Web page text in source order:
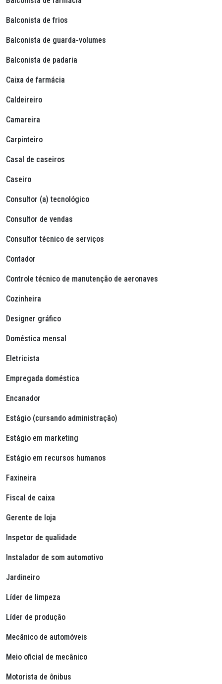
Balconista de frios
Balconista de guarda-volumes
Balconista de padaria
Caixa de farmácia
Caldeireiro
Camareira
Carpinteiro
Casal de caseiros
Caseiro
Consultor (a) tecnológico
Consultor de vendas
Consultor técnico de serviços
Contador
Controle técnico de manutenção de aeronaves
Cozinheira
Designer gráfico
Doméstica mensal
Eletricista
Empregada doméstica
Encanador
Estágio (cursando administração)
Estágio em marketing
Estágio em recursos humanos
Faxineira
Fiscal de caixa
Gerente de loja
Inspetor de qualidade
Instalador de som automotivo
Jardineiro
Líder de limpeza
Líder de produção
Mecânico de automóveis
Meio oficial de mecânico
Motorista de ônibus